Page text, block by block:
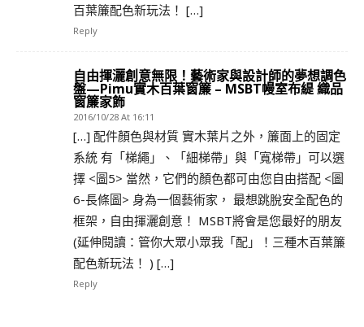
百葉簾配色新玩法！ […]
Reply
自由揮灑創意無限！藝術家與設計師的夢想調色
盤—Pimu實木百葉窗簾 – MSBT幔室布緹 織品
窗簾家飾
2016/10/28 At 16:11
[…] 配件顏色與材質 實木葉片之外，簾面上的固定
系統 有「梯繩」、「細梯帶」與「寬梯帶」可以選
擇 <圖5> 當然，它們的顏色都可由您自由搭配 <圖
6-長條圖> 身為一個藝術家， 最想跳脫安全配色的
框架，自由揮灑創意！ MSBT將會是您最好的朋友
(延伸閱讀：管你大眾小眾我「配」！三種木百葉簾
配色新玩法！ ) […]
Reply